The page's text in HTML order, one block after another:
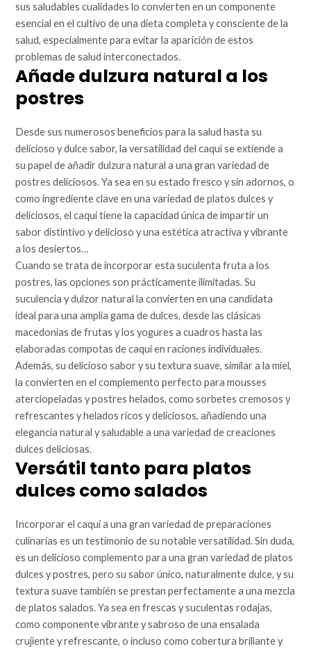
sus saludables cualidades lo convierten en un componente
esencial en el cultivo de una dieta completa y consciente de la
salud, especialmente para evitar la aparición de estos
problemas de salud interconectados.
Añade dulzura natural a los
postres
Desde sus numerosos beneficios para la salud hasta su
delicioso y dulce sabor, la versatilidad del caqui se extiende a
su papel de añadir dulzura natural a una gran variedad de
postres deliciosos. Ya sea en su estado fresco y sin adornos, o
como ingrediente clave en una variedad de platos dulces y
deliciosos, el caqui tiene la capacidad única de impartir un
sabor distintivo y delicioso y una estética atractiva y vibrante
a los desiertos…
Cuando se trata de incorporar esta suculenta fruta a los
postres, las opciones son prácticamente ilimitadas. Su
suculencia y dulzor natural la convierten en una candidata
ideal para una amplia gama de dulces, desde las clásicas
macedonias de frutas y los yogures a cuadros hasta las
elaboradas compotas de caqui en raciones individuales.
Además, su delicioso sabor y su textura suave, similar a la miel,
la convierten en el complemento perfecto para mousses
aterciopeladas y postres helados, como sorbetes cremosos y
refrescantes y helados ricos y deliciosos, añadiendo una
elegancia natural y saludable a una variedad de creaciones
dulces deliciosas.
Versátil tanto para platos
dulces como salados
Incorporar el caqui a una gran variedad de preparaciones
culinarias es un testimonio de su notable versatilidad. Sin duda,
es un delicioso complemento para una gran variedad de platos
dulces y postres, pero su sabor único, naturalmente dulce, y su
textura suave también se prestan perfectamente a una mezcla
de platos salados. Ya sea en frescas y suculentas rodajas,
como componente vibrante y sabroso de una ensalada
crujiente y refrescante, o incluso como cobertura brillante y